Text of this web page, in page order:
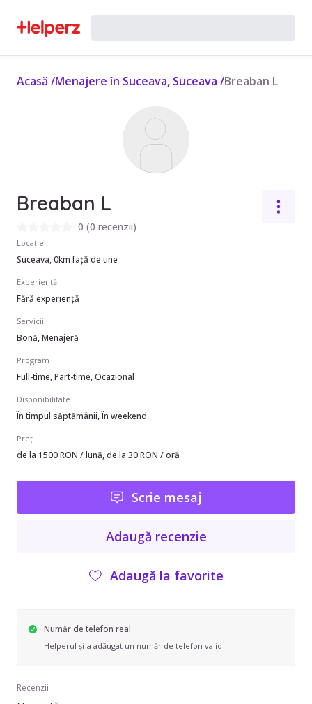
Acasă /Menajere în Suceava, Suceava /Breaban L
Breaban L
0 (0 recenzii)
Locație
Suceava, 0km față de tine
Experiență
Fără experiență
Servicii
Bonă, Menajeră
Program
Full-time, Part-time, Ocazional
Disponibilitate
În timpul săptămânii, În weekend
Preț
de la 1500 RON / lună, de la 30 RON / oră
Scrie mesaj
Adaugă recenzie
Adaugă la favorite
Număr de telefon real
Helperul și-a adăugat un număr de telefon valid
Recenzii